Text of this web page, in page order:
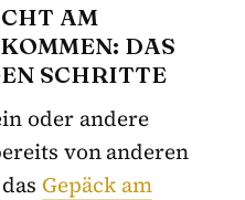
AM
DAS
SCHRITTE
oder andere
von anderen
Gepäck am